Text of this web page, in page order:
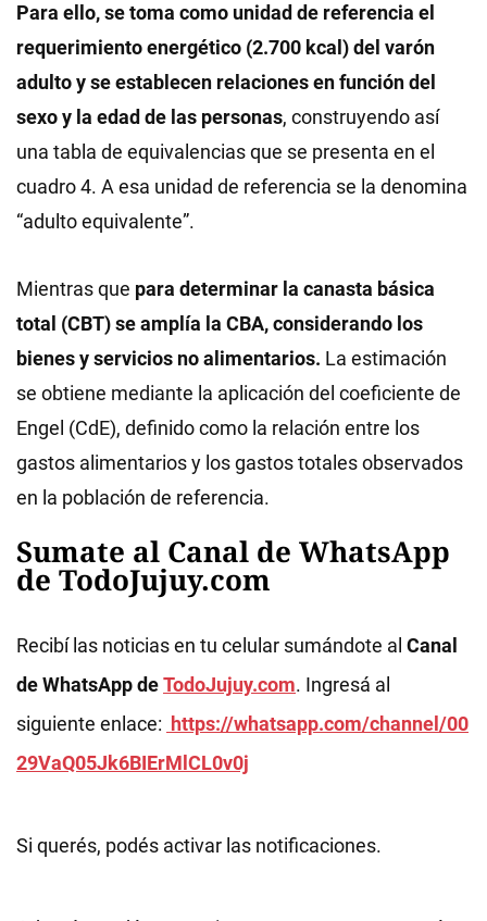
Para ello, se toma como unidad de referencia el
requerimiento energético (2.700 kcal) del varón
adulto y se establecen relaciones en función del
sexo y la edad de las personas, construyendo así
una tabla de equivalencias que se presenta en el
cuadro 4. A esa unidad de referencia se la denomina
“adulto equivalente”.
Mientras que para determinar la canasta básica
total (CBT) se amplía la CBA, considerando los
bienes y servicios no alimentarios. La estimación
se obtiene mediante la aplicación del coeficiente de
Engel (CdE), definido como la relación entre los
gastos alimentarios y los gastos totales observados
en la población de referencia.
Sumate al Canal de WhatsApp
de TodoJujuy.com
Recibí las noticias en tu celular sumándote al Canal
de WhatsApp deTodoJujuy.com. Ingresá al
siguiente enlace: https://whatsapp.com/channel/00
29VaQ05Jk6BIErMlCL0v0j
Si querés, podés activar las notificaciones.